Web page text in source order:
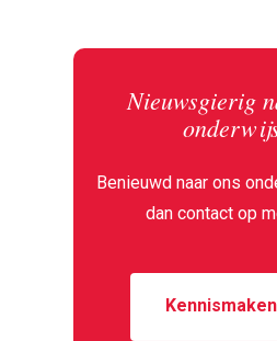
Nieuwsgierig
Benieuwd naar ons
dan contact op
Kennismaken